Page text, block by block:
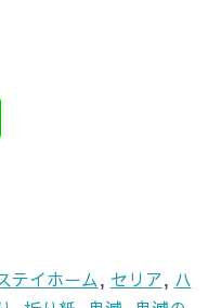
テイホーム, セリア, ハ